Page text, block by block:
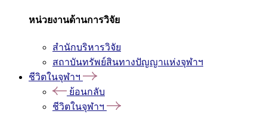
หน่วยงานด้านการวิจัย
สำนักบริหารวิจัย
สถาบันทรัพย์สินทางปัญญาแห่งจุฬาฯ
ชีวิตในจุฬาฯ
ย้อนกลับ
ชีวิตในจุฬาฯ